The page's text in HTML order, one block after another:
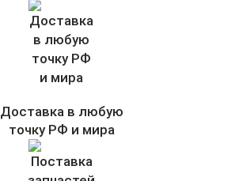
Доставка в любую
точку РФ и мира